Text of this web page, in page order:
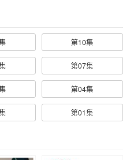
第10集
第07集
第04集
第01集